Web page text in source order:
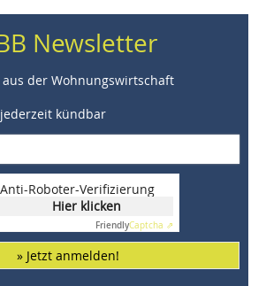
Newsletter
der Wohnungswirtschaft
kündbar
Anti-Roboter-Verifizierung
Hier klicken
FriendlyCaptcha ⇗
» Jetzt anmelden!